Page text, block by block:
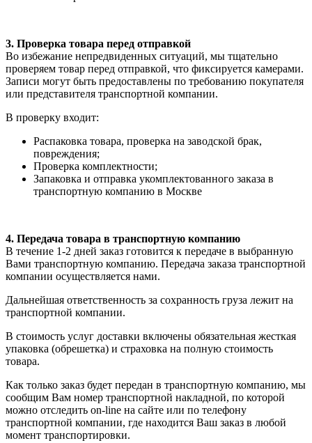
3. Проверка товара перед отправкой
Во избежание непредвиденных ситуаций, мы тщательно
проверяем товар перед отправкой, что фиксируется камерами.
Записи могут быть предоставлены по требованию покупателя
или представителя транспортной компании.
В проверку входит:
Распаковка товара, проверка на заводской брак,
повреждения;
Проверка комплектности;
Запаковка и отправка укомплектованного заказа в
транспортную компанию в Москве
4. Передача товара в транспортную компанию
В течение 1-2 дней заказ готовится к передаче в выбранную
Вами транспортную компанию. Передача заказа транспортной
компании осуществляется нами.
Дальнейшая ответственность за сохранность груза лежит на
транспортной компании.
В стоимость услуг доставки включены обязательная жесткая
упаковка (обрешетка) и страховка на полную стоимость
товара.
Как только заказ будет передан в транспортную компанию, мы
сообщим Вам номер транспортной накладной, по которой
можно отследить on-line на сайте или по телефону
транспортной компании, где находится Ваш заказ в любой
момент транспортировки.